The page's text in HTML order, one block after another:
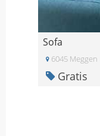
Sofa
6045 Meggen
Gratis